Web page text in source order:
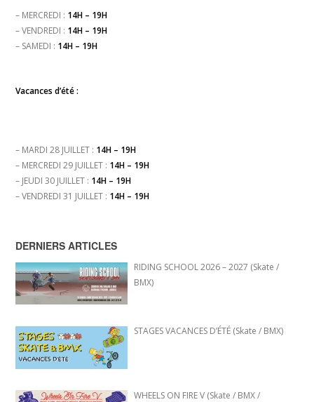
– MERCREDI : 14H – 19H
– VENDREDI : 14H – 19H
– SAMEDI : 14H – 19H
Vacances d’été :
– MARDI 28 JUILLET : 14H – 19H
– MERCREDI 29 JUILLET : 14H – 19H
– JEUDI 30 JUILLET : 14H – 19H
– VENDREDI 31 JUILLET : 14H – 19H
DERNIERS ARTICLES
RIDING SCHOOL 2026 – 2027 (Skate /
BMX)
STAGES VACANCES D’ÉTÉ (Skate / BMX)
WHEELS ON FIRE V (Skate / BMX /